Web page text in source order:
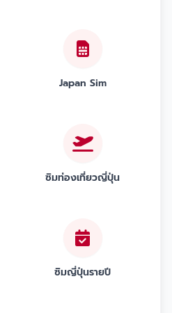
Japan Sim
ซิมท่องเที่ยวญี่ปุ่น
ซิมญี่ปุ่นรายปี